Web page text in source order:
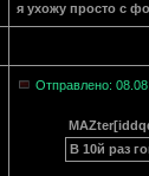
я ухожу просто с
Отправлено:
В 10й раз